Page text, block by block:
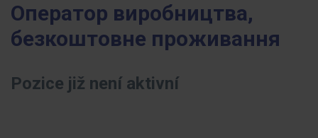
Оператор виробництва,
безкоштовне проживання
Pozice již není aktivní